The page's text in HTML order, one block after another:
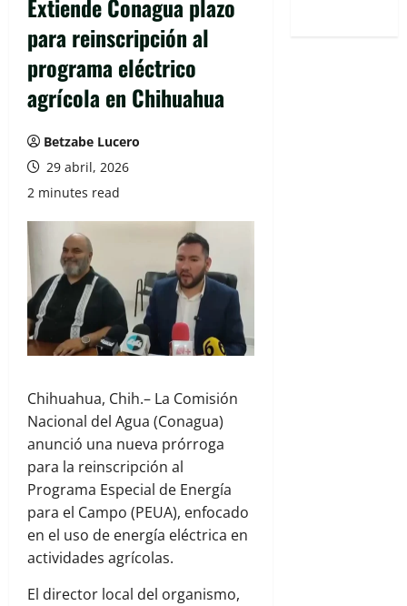
Extiende Conagua plazo
para reinscripción al
programa eléctrico
agrícola en Chihuahua
Betzabe Lucero
29 abril, 2026
2 minutes read
Chihuahua, Chih.– La Comisión
Nacional del Agua (Conagua)
anunció una nueva prórroga
para la reinscripción al
Programa Especial de Energía
para el Campo (PEUA), enfocado
en el uso de energía eléctrica en
actividades agrícolas.
El director local del organismo,